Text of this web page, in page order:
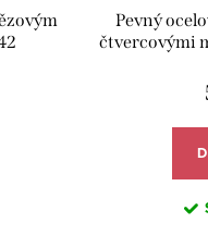
Pevný
čtvercovými